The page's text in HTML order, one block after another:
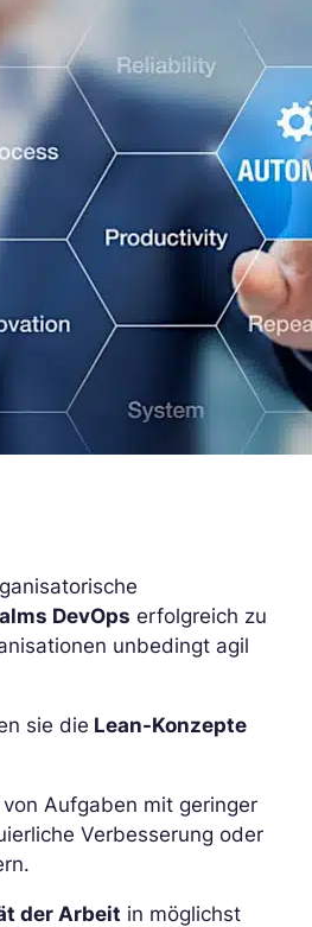
DevOps erfolgreich zu
unbedingt agil
sie die Lean-Konzepte
Aufgaben mit geringer
Verbesserung oder
der Arbeit in möglichst